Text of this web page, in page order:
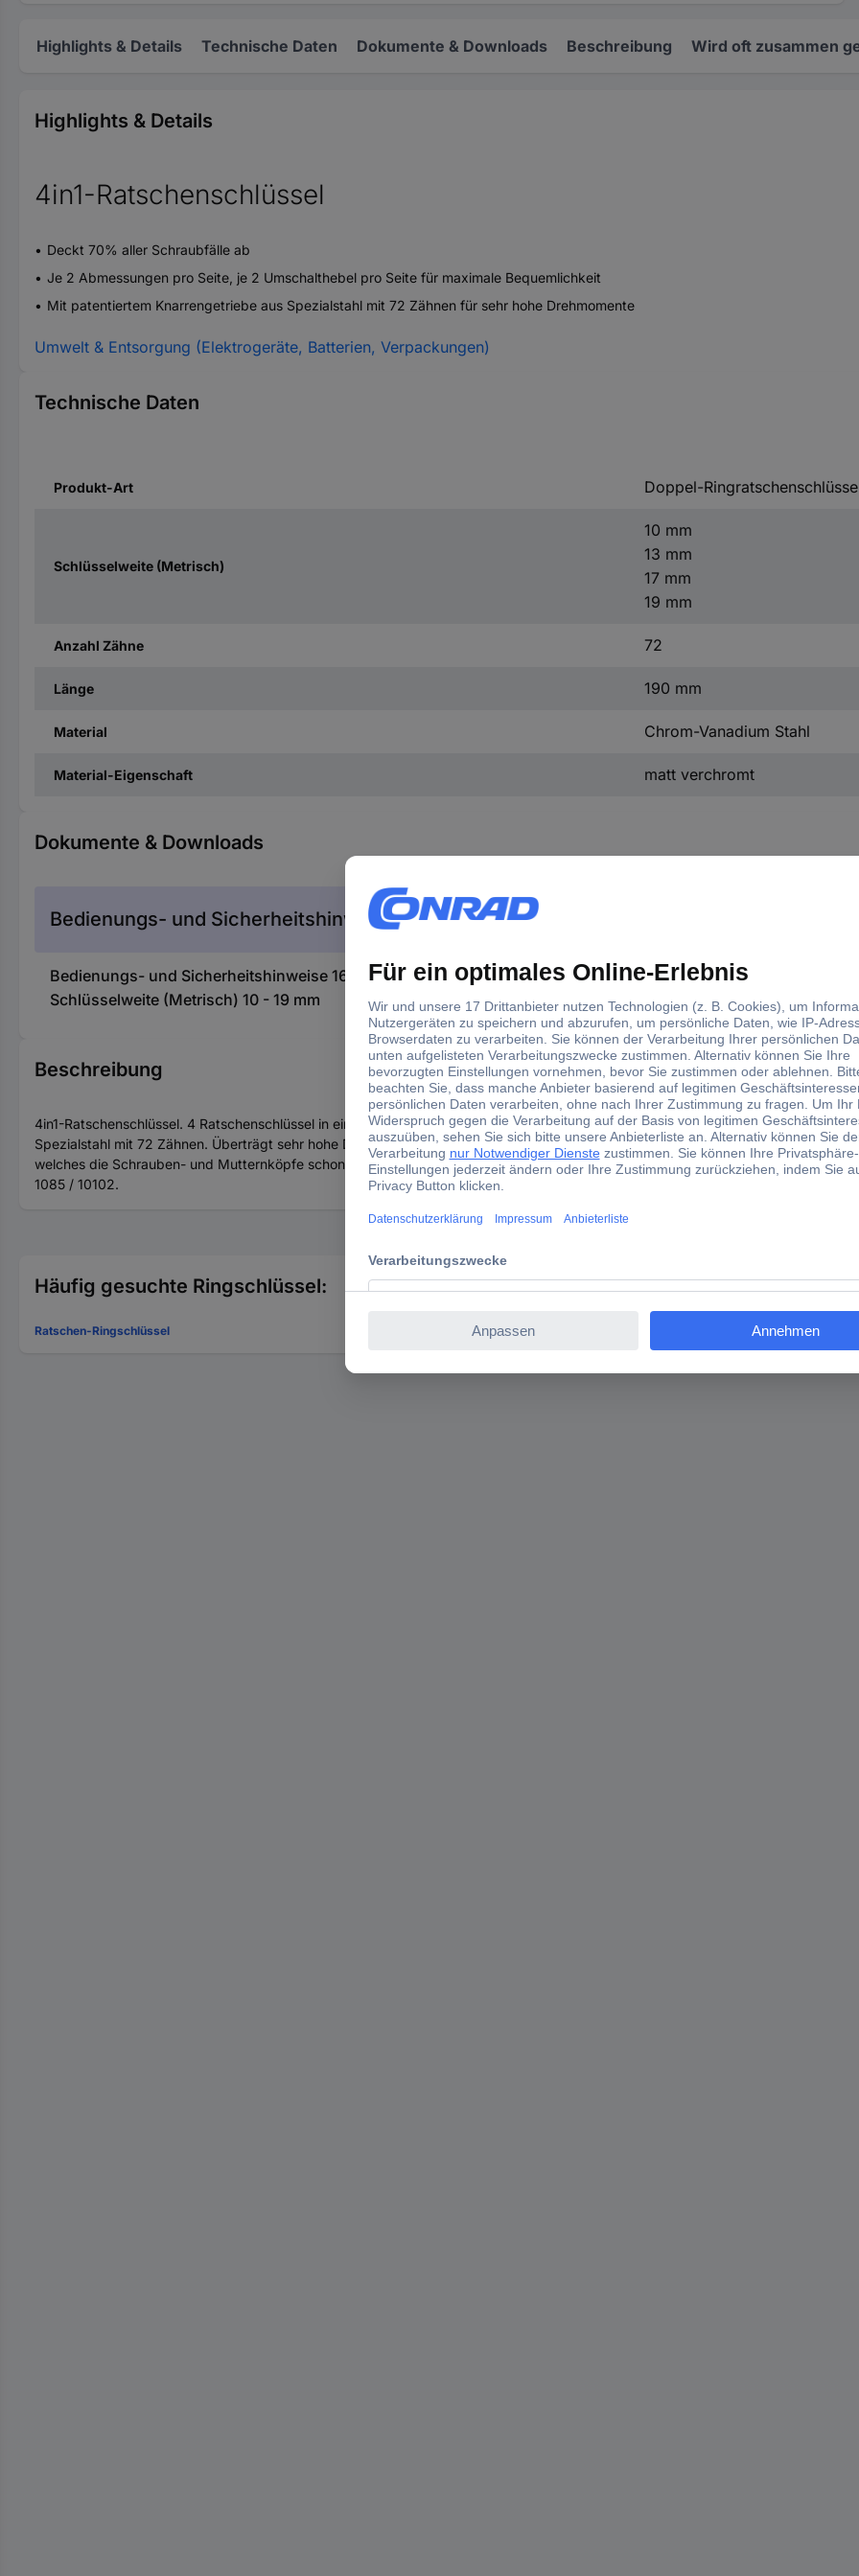
Highlights & Details Technische Daten Dokumente & Downloads Beschreibung Wird oft zusammen
Highlights & Details
4in1-Ratschenschlüssel
Deckt 70% aller Schraubfälle ab
Je 2 Abmessungen pro Seite, je 2 Umschalthebel pro Seite für maximale Bequemlichkeit
Mit patentiertem Knarrengetriebe aus Spezialstahl mit 72 Zähnen für sehr hohe Drehmomente
Umwelt & Entsorgung (Elektrogeräte, Batterien, Verpackungen)
Technische Daten
Produkt-Art Doppel-
Schlüsselweite (Metrisch)
10 mm
13 mm
17 mm
19 mm
Anzahl Zähne 72
Länge 190 mm
Material Chrom-Vanadium Stahl
Material-Eigenschaft matt verchromt
Dokumente & Downloads
Bedienungs- und Sicherheitshinweise
Bedienungs- und Sicherheitshinweise 1659671 Matador Schraubwerkzeuge 01840001 01840001 Doppel-
Schlüsselweite (Metrisch) 10 - 19 mm
Beschreibung
4in1-Ratschenschlüssel. 4 Ratschenschlüssel in einem Modell, kombiniert 10, 13, 17 und 19 mm. Deckt 70% aller
Spezialstahl mit 72 Zähnen. Überträgt sehr hohe Drehmomentwerte. Nur 5° Umschwenkwinkel durch Feinverzahnung -
welches die Schrauben- und Mutternköpfe schont, da die Kraft auf die Flanken übertragen wird und nicht auf die Ecken. Aus
1085 / 10102.
Häufig gesuchte Ringschlüssel:
Ratschen-Ringschlüssel